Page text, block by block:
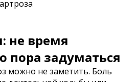
не время
пора задуматься
можно не заметить. Боль